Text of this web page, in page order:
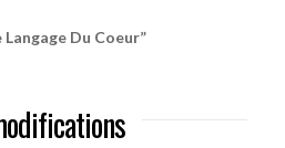
Langage Du Coeur”